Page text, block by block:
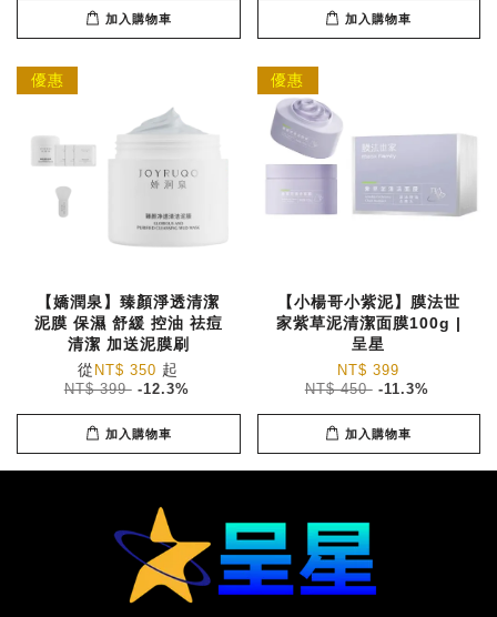
加入購物車 加入購物車
優惠
【嬌潤泉】臻顏淨透清潔
泥膜 保濕 舒緩 控油 祛痘
清潔 加送泥膜刷
從 NT$ 350 起
NT$ 399 -12.3%
加入購物車
優惠
【小楊哥小紫泥】膜法世
家紫草泥清潔面膜100g |
呈星
NT$ 399
NT$ 450 -11.3%
加入購物車